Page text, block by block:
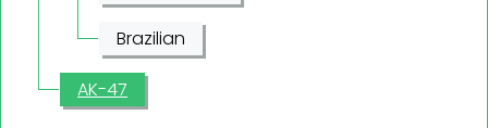
Brazilian
AK-47